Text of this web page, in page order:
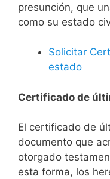
presunción, que
como su estado
Solicitar
estado
Certificado de
El certificado de
documento que
otorgado
esta forma, los